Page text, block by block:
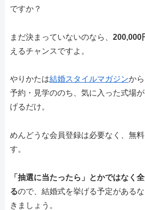
ですか？
まだ決まっていないのなら、 200,000
えるチャンスですよ。
やりかたは結婚スタイルマガジンか
予約・見学ののち、気に入った式場
げるだけ。
めんどうな会員登録は必要なく、無
す。
「抽選に当たったら」とかではなく
るので、結婚式を挙げる予定がある
きましょう。